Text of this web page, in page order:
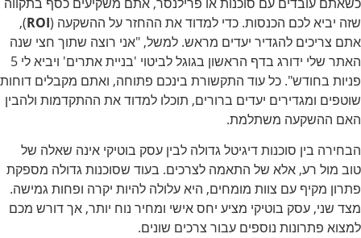
שזה יביא לכם הכנסות. כדי למדוד את ההחזר על ההשקעה (ROI
),
אתם צריכים להגדיר יעדים מראש. למשל, "אני רוצה שתוך חצי שנה
האתר שלי ידורג בדף הראשון בגוגל לביטוי 'בניית אתרים' ויביא לי 5
פניות בחודש". כל עוד התקשורת בינכם פתוחה, ואתם מקבלים דוחות
שוטפים ומגדירים יעדים ברורים, תוכלו למדוד את ההתקדמות ולהבין
האם ההשקעה משתלמת.
הבחירה בין סוכנות דיגיטל גדולה לבין עסק בוטיקי אינה שאלה של
טוב מול רע, אלא של התאמה לצרכים. בעוד שסוכנות גדולה מספקת
פתרון מקיף עם צוות מומחים, היא עלולה להיות יקרה ופחות גמישה.
מצד שני, עסק בוטיקי מציע יחס אישי ומחיר נוח יותר, אך דורש מכם
למצוא פתרונות נוספים עבור צרכים שונים.